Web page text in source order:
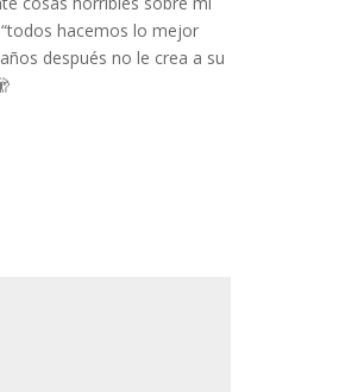
hacemos lo mejor
después no le crea a su